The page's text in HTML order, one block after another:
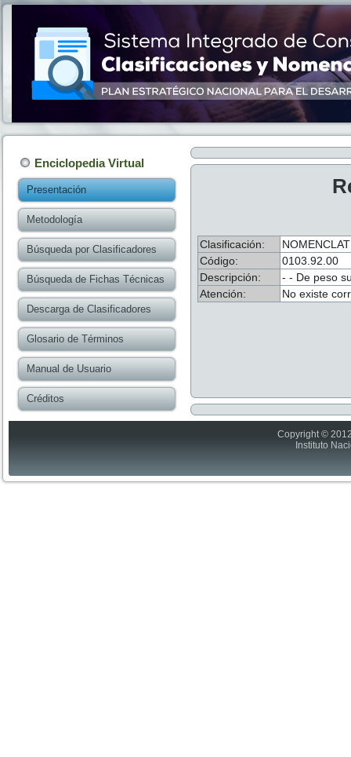
Enciclopedia Virtual
Presentación
Metodología
Búsqueda por Clasificadores
Búsqueda de Fichas Técnicas
Descarga de Clasificadores
Glosario de Términos
Manual de Usuario
Créditos
Clasificación:
Código:
0103.92.00
Descripción:
- - De peso
Atención:
No existe
Copyright ©
Instituto